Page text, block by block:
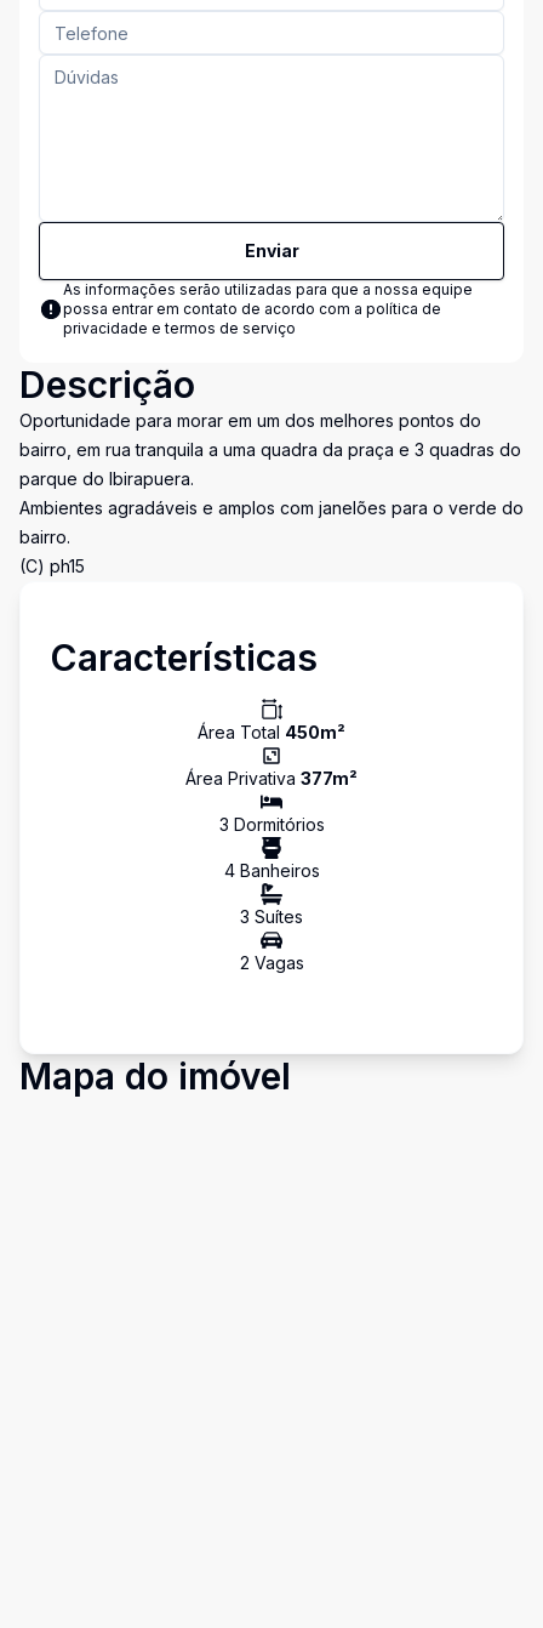
Enviar
As informações serão utilizadas para que a nossa equipe
possa entrar em contato de acordo com a política de
privacidade e termos de serviço
Descrição
Oportunidade para morar em um dos melhores pontos do
bairro, em rua tranquila a uma quadra da praça e 3 quadras do
parque do Ibirapuera.
Ambientes agradáveis e amplos com janelões para o verde do
bairro.
(C) ph15
Características
Área Total 450m²
Área Privativa 377m²
3 Dormitórios
4Banheiros
3 Suítes
2 Vagas
Mapa do imóvel